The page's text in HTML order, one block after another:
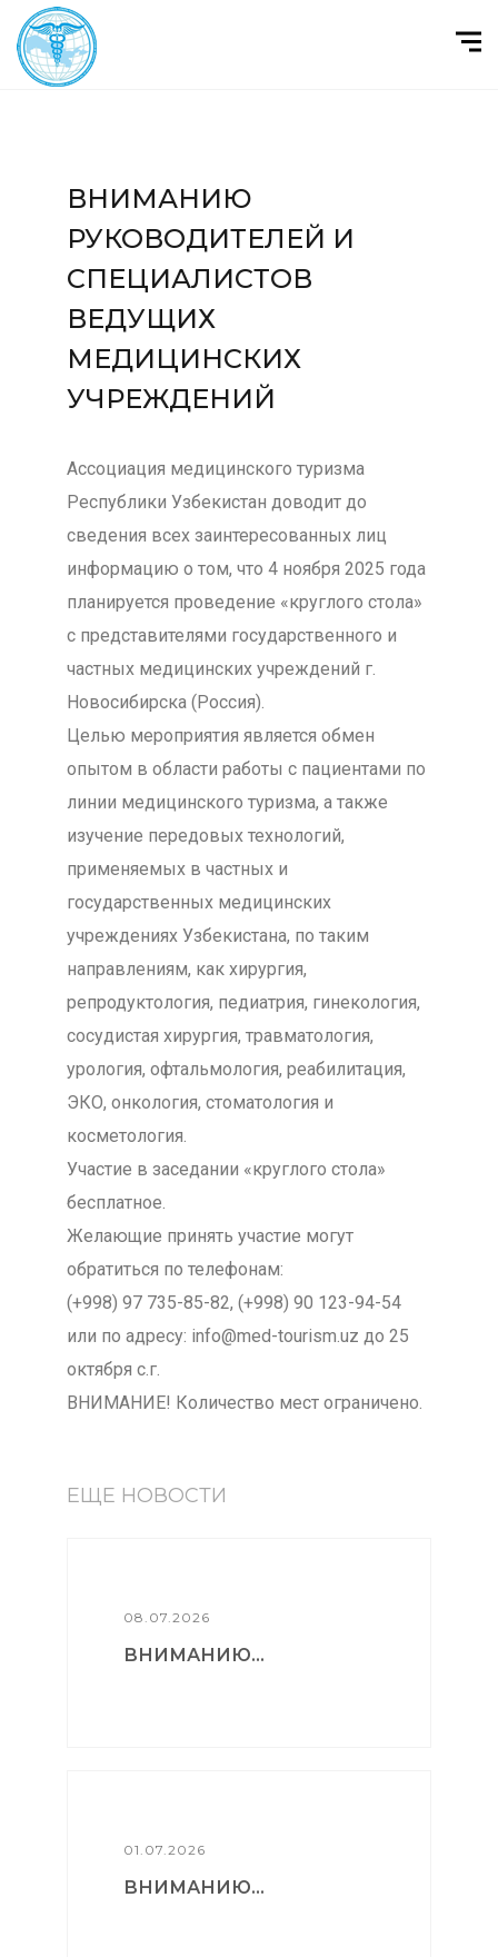
ВНИМАНИЮ
РУКОВОДИТЕЛЕЙ И
СПЕЦИАЛИСТОВ
ВЕДУЩИХ
МЕДИЦИНСКИХ
УЧРЕЖДЕНИЙ
Ассоциация медицинского туризма
Республики Узбекистан доводит до
сведения всех заинтересованных лиц
информацию о том, что 4 ноября 2025 года
планируется проведение «круглого стола»
с представителями государственного и
частных медицинских учреждений г.
Новосибирска (Россия).
Целью мероприятия является обмен
опытом в области работы с пациентами по
линии медицинского туризма, а также
изучение передовых технологий,
применяемых в частных и
государственных медицинских
учреждениях Узбекистана, по таким
направлениям, как хирургия,
репродуктология, педиатрия, гинекология,
сосудистая хирургия, травматология,
урология, офтальмология, реабилитация,
ЭКО, онкология, стоматология и
косметология.
Участие в заседании «круглого стола»
бесплатное.
Желающие принять участие могут
обратиться по телефонам:
(+998) 97 735-85-82, (+998) 90 123-94-54
или по адресу: info@med-tourism.uz до 25
октября с.г.
ВНИМАНИЕ! Количество мест ограничено.
ЕЩЕ НОВОСТИ
08.07.2026
ВНИМАНИЮ...
01.07.2026
ВНИМАНИЮ...